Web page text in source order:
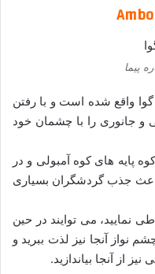
پیما
واقع شده است و با رفتن
و جانوری را با چشمان خود
پایه های کوه آمبولی و در
جذب گردشگران بسیاری
نمایید، می توایند در حین
نواز آنجا نیز لذت ببرید و
از آنجا بیاندازید.